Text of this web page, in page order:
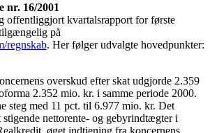
nr. 16/2001
offentliggjort kvartalsrapport for første
på
regnskab. Her følger udvalgte hovedpunkter:
overskud efter skat udgjorde 2.359
2.352 mio. kr. i samme periode 2000.
steg med 11 pct. til 6.977 mio. kr. Det
nettorente- og gebyrindtægter i
øget indtjening fra koncernens